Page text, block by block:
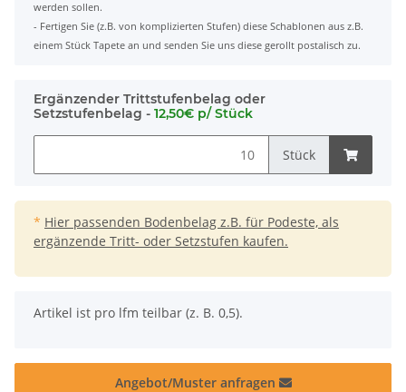
werden sollen.
- Fertigen Sie (z.B. von komplizierten Stufen) diese Schablonen aus z.B.
einem Stück Tapete an und senden Sie uns diese gerollt postalisch zu.
Ergänzender Trittstufenbelag oder
Setzstufenbelag - 12,50€ p/ Stück
Stück
* Hier passenden Bodenbelag z.B. für Podeste, als
ergänzende Tritt- oder Setzstufen kaufen.
x
Artikel ist pro lfm teilbar (z. B. 0,5).
Angebot/Muster anfragen